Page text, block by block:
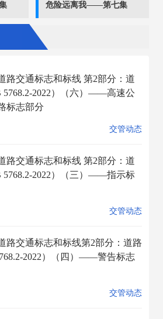
危险远离我——第七集
路交通标志和标线 第2部分：道
5768.2-2022）（六）——高速公
标志部分
交管动态
路交通标志和标线 第2部分：道
5768.2-2022）（三）——指示标
交管动态
路交通标志和标线第2部分：道路
2022）（四）——警告标志
交管动态